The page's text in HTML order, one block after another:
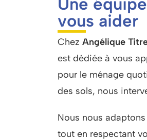
vous aider
Chez Angélique
est dédiée à vous
pour le ménage
des sols, nous
Nous nous
tout en respectant